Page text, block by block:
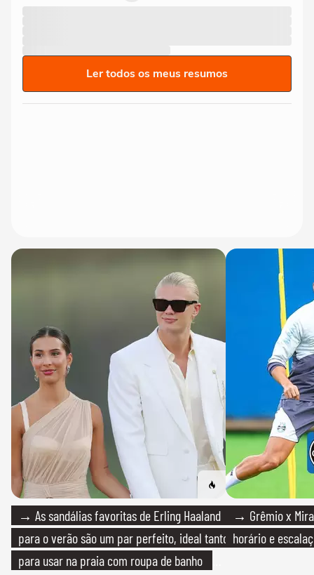
Ler todos os meus resumos
→ As sandálias favoritas de Erling Haaland
para o verão são um par perfeito, ideal tanto
para usar na praia com roupa de banho
→ Grêmio x
horário e